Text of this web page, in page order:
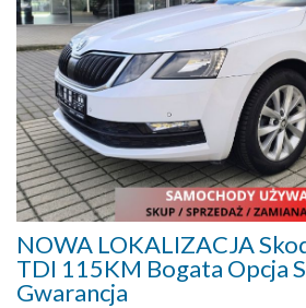
NOWA LOKALIZACJA
TDI 115KM Bogata Opcja
Gwarancja